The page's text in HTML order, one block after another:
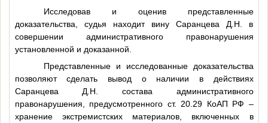
Исследовав и оценив представленные
доказательства, судья находит вину Саранцева Д.Н. в
совершении административного правонарушения
установленной и доказанной.
Представленные и исследованные доказательства
позволяют сделать вывод о наличии в действиях
Саранцева Д.Н. состава административного
правонарушения, предусмотренного ст. 20.29 КоАП РФ –
хранение экстремистских материалов, включенных в